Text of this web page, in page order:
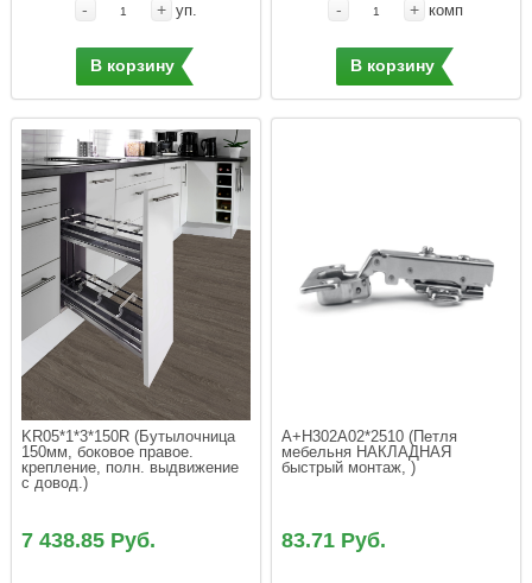
- + уп.
В корзину
- + комп
В корзину
KR05*1*3*150R (Бутылочница
150мм, боковое правое.
крепление, полн. выдвижение
с довод.)
7 438.85 Руб.
A+H302A02*2510 (Петля
мебельня НАКЛАДНАЯ
быстрый монтаж, )
83.71 Руб.